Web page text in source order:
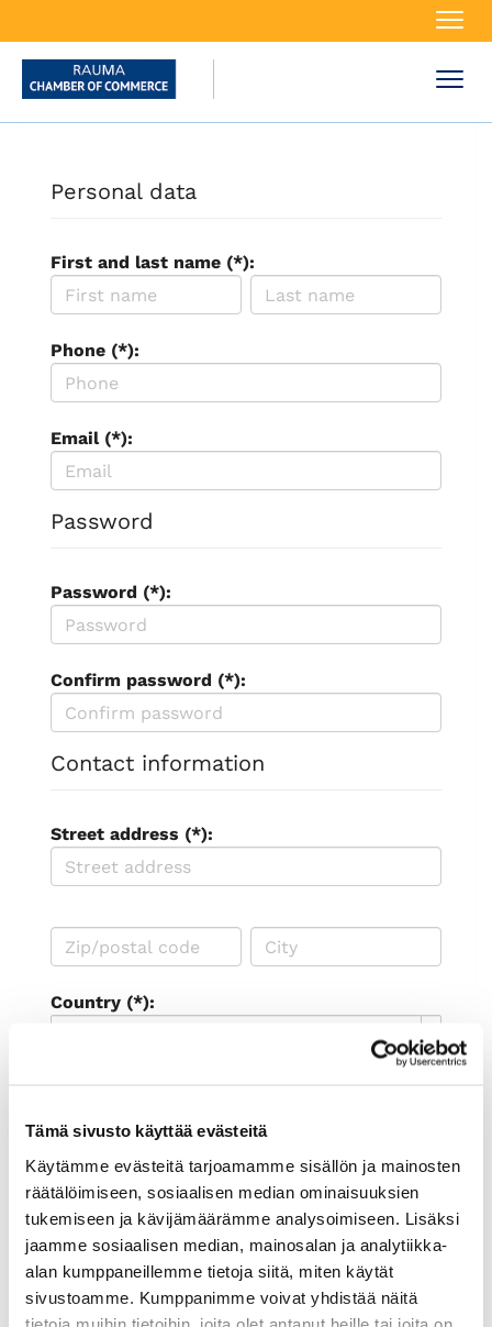
Tämä sivusto käyttää evästeitä
Käytämme evästeitä tarjoamamme sisällön ja mainosten
räätälöimiseen, sosiaalisen median ominaisuuksien
tukemiseen ja kävijämäärämme analysoimiseen. Lisäksi
jaamme sosiaalisen median, mainosalan ja analytiikka-
alan kumppaneillemme tietoja siitä, miten käytät
sivustoamme. Kumppanimme voivat yhdistää näitä
tietoja muihin tietoihin, joita olet antanut heille tai joita on
Personal data
First and last name (*):
Phone (*):
Email (*):
Password
Password (*):
Confirm password (*):
Contact information
Street address (*):
Country (*):
I'd like to receive the Rauman
kauppakamari newsletter
I accept the terms of use (*)
(*) Information is mandatory